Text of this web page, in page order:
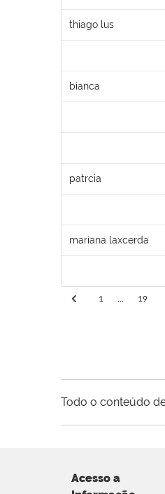
thiago lus
bianca
patrcia
mariana laxcerda
1 19
Todo o conteúdo
Acesso a